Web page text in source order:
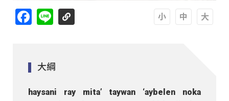
Facebook
Line
大綱
haysani ray mita’ taywan ‘aybelen noka